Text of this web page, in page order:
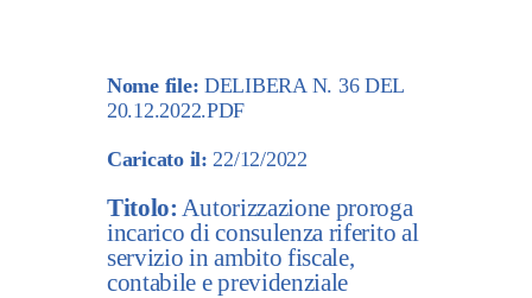
Nome file: DELIBERA N. 36 DEL
20.12.2022.PDF
Caricato il: 22/12/2022
Titolo: Autorizzazione proroga
incarico di consulenza riferito al
servizio in ambito fiscale,
contabile e previdenziale